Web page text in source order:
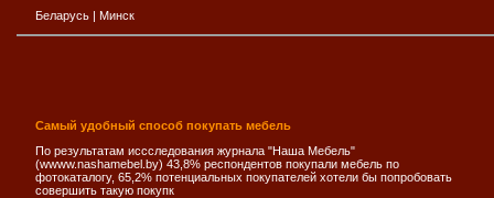
Беларусь | Минск
Самый удобный способ покупать мебель
По результатам иссследования журнала "Наша Мебель"
(wwww.nashamebel.by) 43,8% респондентов покупали мебель по
фотокаталогу, 65,2% потенциальных покупателей хотели бы попробовать
совершить такую покупк